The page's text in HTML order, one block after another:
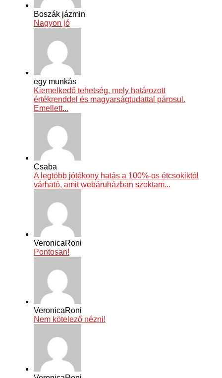
Boszák jázmin
Nagyon jó
egy munkás
Kiemelkedő tehetség, mely határozott
értékrenddel és magyarságtudattal párosul.
Emellett...
Csaba
A legtöbb jótékony hatás a 100%-os étcsokiktól
várható, amit webáruházban szoktam...
VeronicaRoni
Pontosan!
VeronicaRoni
Nem kötelező nézni!